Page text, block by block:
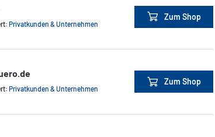
Privatkunden & Unternehmen
Zum Shop
Privatkunden & Unternehmen
Zum Shop